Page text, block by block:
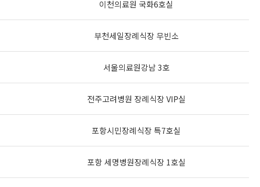
이천의료원 국화6호실
부천세일장례식장 무빈소
서울의료원강남 3호
전주고려병원 장례식장 VIP실
포항시민장례식장 특7호실
포항 세명병원장례식장 1호실